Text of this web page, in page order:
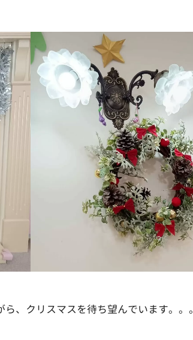
、クリスマスを待ち望んでいます。。。